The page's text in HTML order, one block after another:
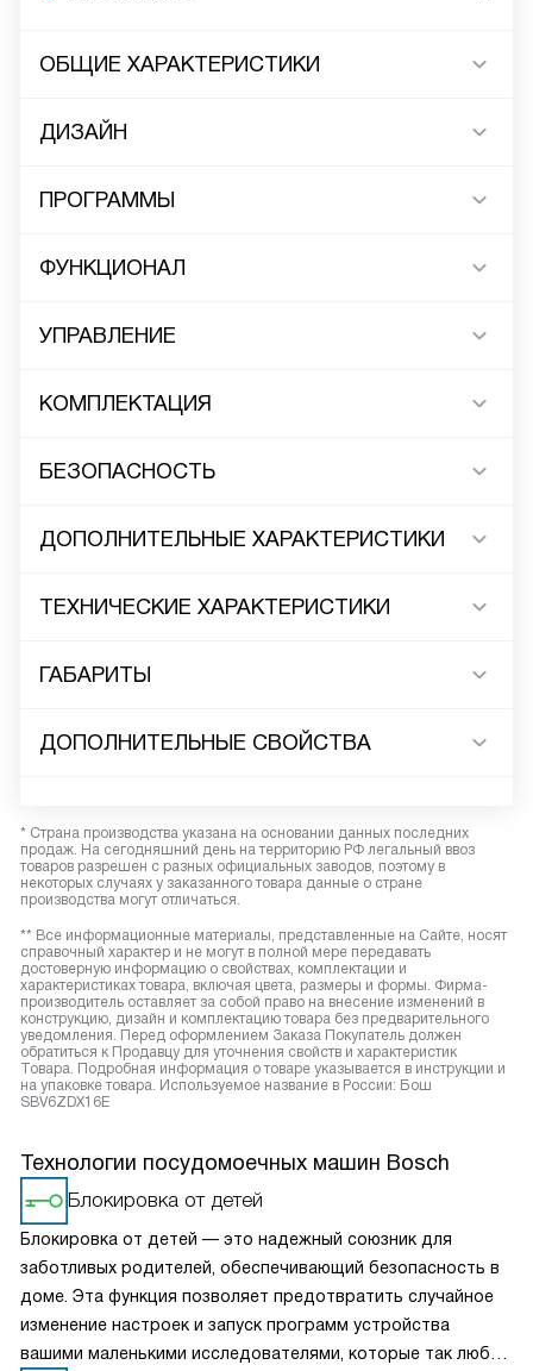
ОБЩИЕ ХАРАКТЕРИСТИКИ
ДИЗАЙН
ПРОГРАММЫ
ФУНКЦИОНАЛ
УПРАВЛЕНИЕ
КОМПЛЕКТАЦИЯ
БЕЗОПАСНОСТЬ
ДОПОЛНИТЕЛЬНЫЕ ХАРАКТЕРИСТИКИ
ТЕХНИЧЕСКИЕ ХАРАКТЕРИСТИКИ
ГАБАРИТЫ
ДОПОЛНИТЕЛЬНЫЕ СВОЙСТВА
* Страна производства указана на основании данных последних
продаж. На сегодняшний день на территорию РФ легальный ввоз
товаров разрешен с разных официальных заводов, поэтому в
некоторых случаях у заказанного товара данные о стране
производства могут отличаться.
** Все информационные материалы, представленные на Сайте, носят
справочный характер и не могут в полной мере передавать
достоверную информацию о свойствах, комплектации и
характеристиках товара, включая цвета, размеры и формы. Фирма-
производитель оставляет за собой право на внесение изменений в
конструкцию, дизайн и комплектацию товара без предварительного
уведомления. Перед оформлением Заказа Покупатель должен
обратиться к Продавцу для уточнения свойств и характеристик
Товара. Подробная информация о товаре указывается в инструкции и
на упаковке товара. Используемое название в России: Бош
SBV6ZDX16E
Технологии посудомоечных машин Bosch
Блокировка от детей
Блокировка от детей — это надежный союзник для
заботливых родителей, обеспечивающий безопасность в
доме. Эта функция позволяет предотвратить случайное
изменение настроек и запуск программ устройства
вашими маленькими исследователями, которые так любят